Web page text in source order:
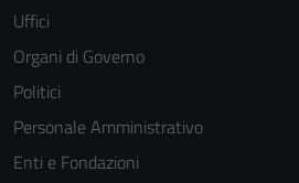
Uffici
Organi di Governo
Politici
Personale Amministrativo
Enti e Fondazioni